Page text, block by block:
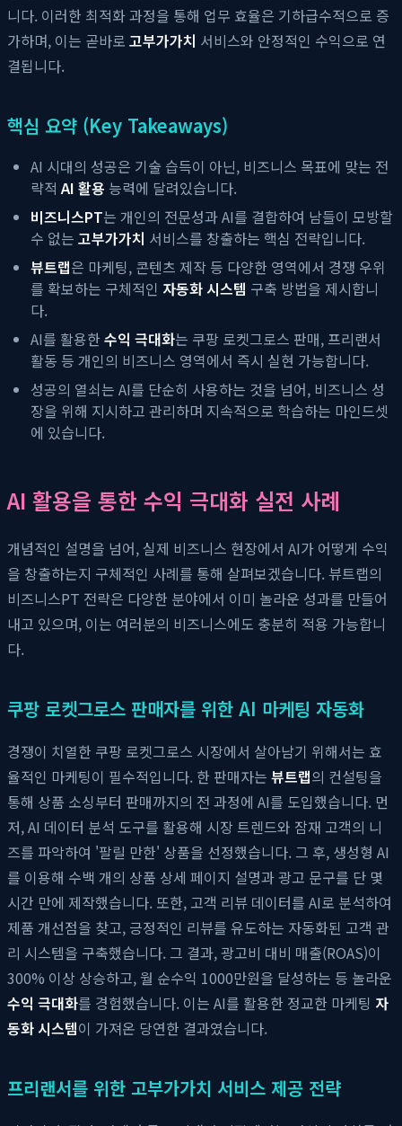
니다. 이러한 최적화 과정을 통해 업무 효율은 기하급수적으로 증
가하며, 이는 곧바로 고부가가치 서비스와 안정적인 수익으로 연
결됩니다.
핵심 요약 (Key Takeaways)
AI 시대의 성공은 기술 습득이 아닌, 비즈니스 목표에 맞는 전
략적 AI 활용 능력에 달려있습니다.
비즈니스PT는 개인의 전문성과 AI를 결합하여 남들이 모방할
수 없는 고부가가치 서비스를 창출하는 핵심 전략입니다.
뷰트랩은 마케팅, 콘텐츠 제작 등 다양한 영역에서 경쟁 우위
를 확보하는 구체적인 자동화 시스템 구축 방법을 제시합니
다.
AI를 활용한 수익 극대화는 쿠팡 로켓그로스 판매, 프리랜서
활동 등 개인의 비즈니스 영역에서 즉시 실현 가능합니다.
성공의 열쇠는 AI를 단순히 사용하는 것을 넘어, 비즈니스 성
장을 위해 지시하고 관리하며 지속적으로 학습하는 마인드셋
에 있습니다.
AI 활용을 통한 수익 극대화 실전 사례
개념적인 설명을 넘어, 실제 비즈니스 현장에서 AI가 어떻게 수익
을 창출하는지 구체적인 사례를 통해 살펴보겠습니다. 뷰트랩의
비즈니스PT 전략은 다양한 분야에서 이미 놀라운 성과를 만들어
내고 있으며, 이는 여러분의 비즈니스에도 충분히 적용 가능합니
다.
쿠팡 로켓그로스 판매자를 위한 AI 마케팅 자동화
경쟁이 치열한 쿠팡 로켓그로스 시장에서 살아남기 위해서는 효
율적인 마케팅이 필수적입니다. 한 판매자는 뷰트랩의 컨설팅을
통해 상품 소싱부터 판매까지의 전 과정에 AI를 도입했습니다. 먼
저, AI 데이터 분석 도구를 활용해 시장 트렌드와 잠재 고객의 니
즈를 파악하여 '팔릴 만한' 상품을 선정했습니다. 그 후, 생성형 AI
를 이용해 수백 개의 상품 상세 페이지 설명과 광고 문구를 단 몇
시간 만에 제작했습니다. 또한, 고객 리뷰 데이터를 AI로 분석하여
제품 개선점을 찾고, 긍정적인 리뷰를 유도하는 자동화된 고객 관
리 시스템을 구축했습니다. 그 결과, 광고비 대비 매출(ROAS)이
300% 이상 상승하고, 월 순수익 1000만원을 달성하는 등 놀라운
수익 극대화를 경험했습니다. 이는 AI를 활용한 정교한 마케팅 자
동화 시스템이 가져온 당연한 결과였습니다.
프리랜서를 위한 고부가가치 서비스 제공 전략